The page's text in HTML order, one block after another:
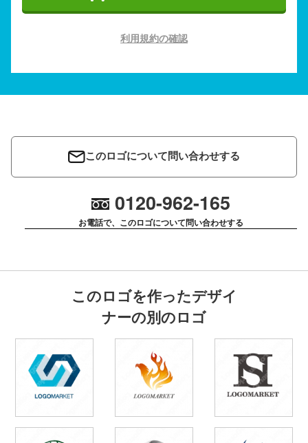
利用規約の確認
このロゴについて問い合わせする
0120-962-165
お電話で、このロゴについて問い合わせする
このロゴを作ったデザイ
ナーの別のロゴ